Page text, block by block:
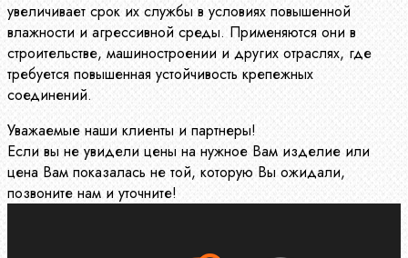
увеличивает срок их службы в условиях повышенной
влажности и агрессивной среды. Применяются они в
строительстве, машиностроении и других отраслях, где
требуется повышенная устойчивость крепежных
соединений.
Уважаемые наши клиенты и партнеры!
Если вы не увидели цены на нужное Вам изделие или
цена Вам показалась не той, которую Вы ожидали,
позвоните нам и уточните!